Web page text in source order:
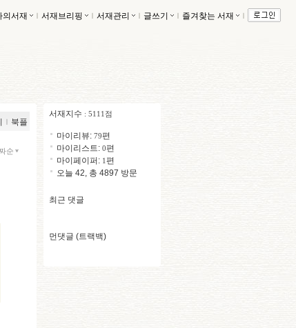
의서재 ｌ 서재브리핑 ｌ 서재관리 ｌ 글쓰기 ｌ 즐겨찾는 서재 ｌ
ｌ 북플
순
서재지수 : 5111점
마이리뷰: 79편
마이리스트: 0편
마이페이퍼: 1편
오늘 42, 총 4897 방문
최근 댓글
먼댓글 (트랙백)